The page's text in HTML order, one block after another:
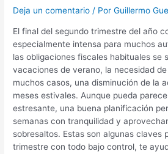
Deja un comentario / PorGuillermo
El final del segundo trimestre del año
especialmente intensa para muchos
las obligaciones fiscales habituales se
vacaciones de verano, la necesidad
muchos casos, una disminución de la
meses estivales. Aunque pueda
estresante, una buena planificación
semanas con tranquilidad y
sobresaltos. Estas son algunas claves
trimestre con todo bajo control, te